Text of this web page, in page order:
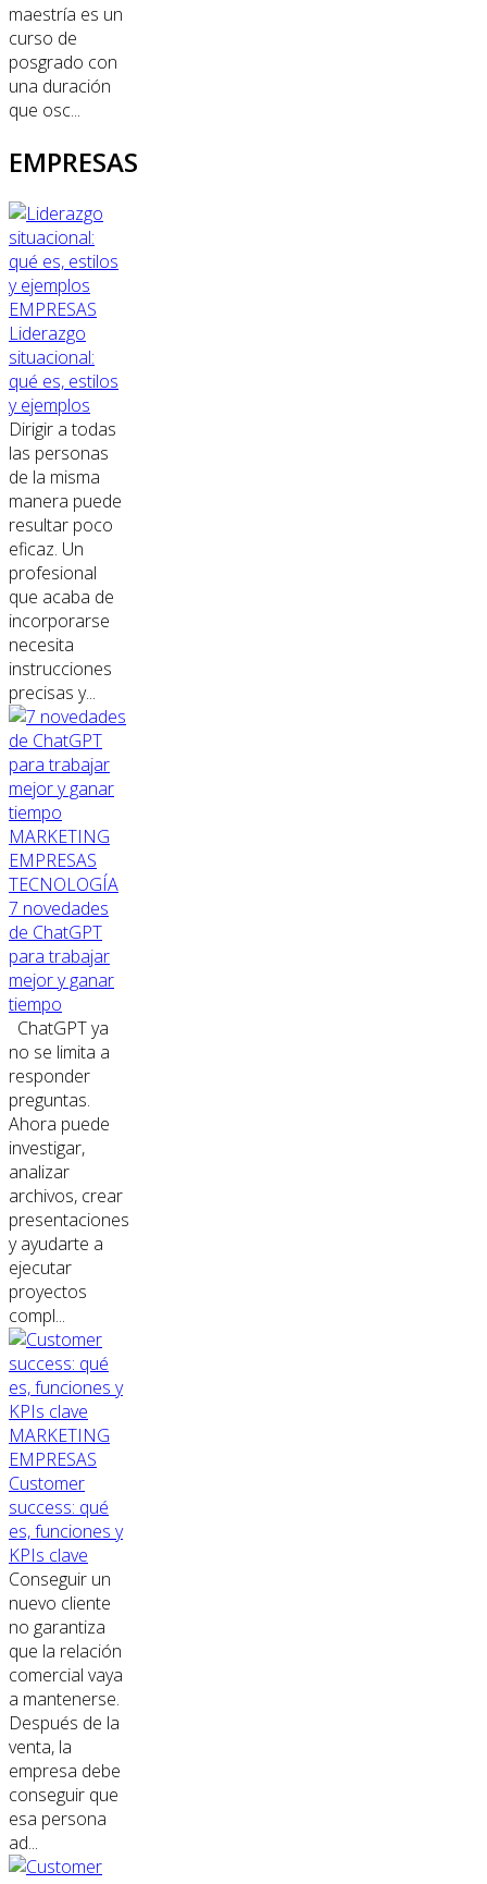
maestría es un
curso de
posgrado con
una duración
que osc...
EMPRESAS
EMPRESAS
Liderazgo
situacional:
qué es, estilos
y ejemplos
Dirigir a todas
las personas
de la misma
manera puede
resultar poco
eficaz. Un
profesional
que acaba de
incorporarse
necesita
instrucciones
precisas y...
MARKETING
EMPRESAS
TECNOLOGÍA
7 novedades
de ChatGPT
para trabajar
mejor y ganar
tiempo
ChatGPT ya
no se limita a
responder
preguntas.
Ahora puede
investigar,
analizar
archivos, crear
presentaciones
y ayudarte a
ejecutar
proyectos
compl...
MARKETING
EMPRESAS
Customer
success: qué
es, funciones y
KPIs clave
Conseguir un
nuevo cliente
no garantiza
que la relación
comercial vaya
a mantenerse.
Después de la
venta, la
empresa debe
conseguir que
esa persona
ad...